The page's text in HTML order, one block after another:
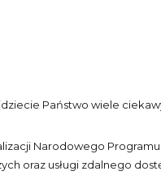
Państwo wiele
Narodowego
oraz usługi zdalnego